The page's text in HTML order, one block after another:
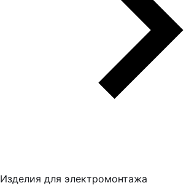
Изделия для электромонтажа